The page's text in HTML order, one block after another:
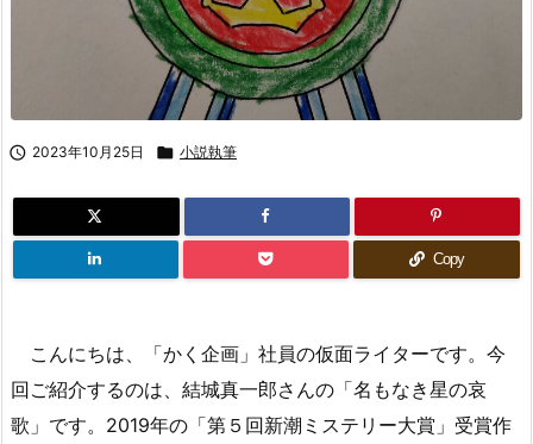
 2023年10月25日  小説執筆
Copy
こんにちは、「かく企画」社員の仮面ライターです。今
回ご紹介するのは、結城真一郎さんの「名もなき星の哀
歌」です。2019年の「第５回新潮ミステリー大賞」受賞作